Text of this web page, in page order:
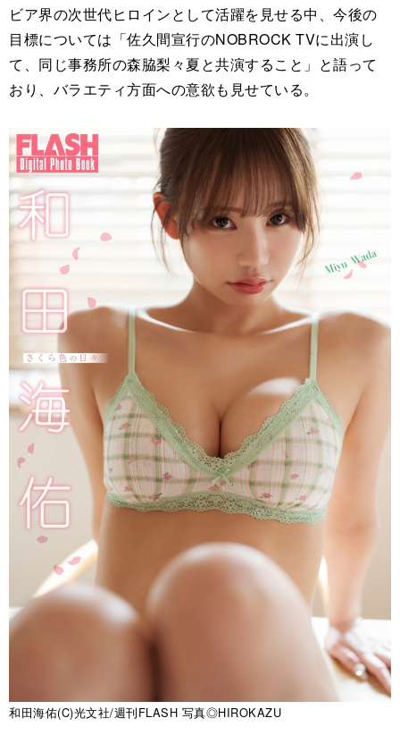
ビア界の次世代ヒロインとして活躍を見せる中、今後の
目標については「佐久間宣行のNOBROCK TVに出演し
て、同じ事務所の森脇梨々夏と共演すること」と語って
おり、バラエティ方面への意欲も見せている。
和田海佑(C)光文社/週刊FLASH 写真◎HIROKAZU